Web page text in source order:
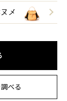
メ
べる